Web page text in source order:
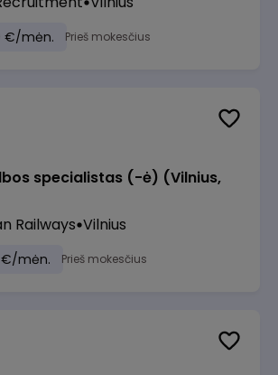
€/mėn. Prieš mokesčius
specialistas (-ė) (Vilnius,
Railways Vilnius
€/mėn. Prieš mokesčius